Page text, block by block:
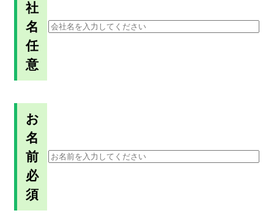
社
名
任
意
お
名
前
必
須